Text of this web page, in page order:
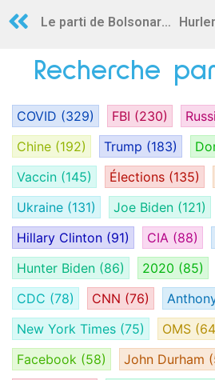
Le parti de Bolsonaro au Brésil dépose une plainte légale pour contester le vol des élections de Lula
Recherche
COVID (329) FBI (230)
Chine (192) Trump (183)
Vaccin (145) Élections (135)
Ukraine (131) Joe Biden (121)
Hillary Clinton (91) CIA (88)
Hunter Biden (86) 2020 (85)
CDC (78) CNN (76)
New York Times (75) OMS
Facebook (58) John Durham